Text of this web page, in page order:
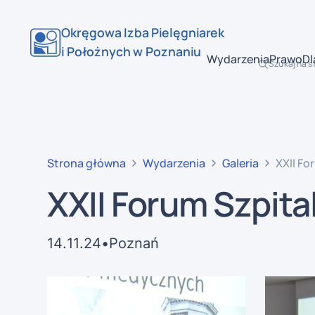
Okręgowa Izba Pielęgniarek
i Położnych w Poznaniu
Szukaj na
WydarzeniaPrawo
Strona główna Wydarzenia Galeria XXII
XXII Forum
14.11.24•Poznań